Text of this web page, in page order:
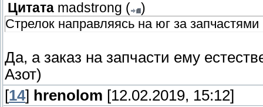
Цитата madstrong (
)
Стрелок направляясь на юг за запчастями
Да, а заказ на запчасти ему
Азот)
[14] hrenolom [12.02.2019, 15:12]